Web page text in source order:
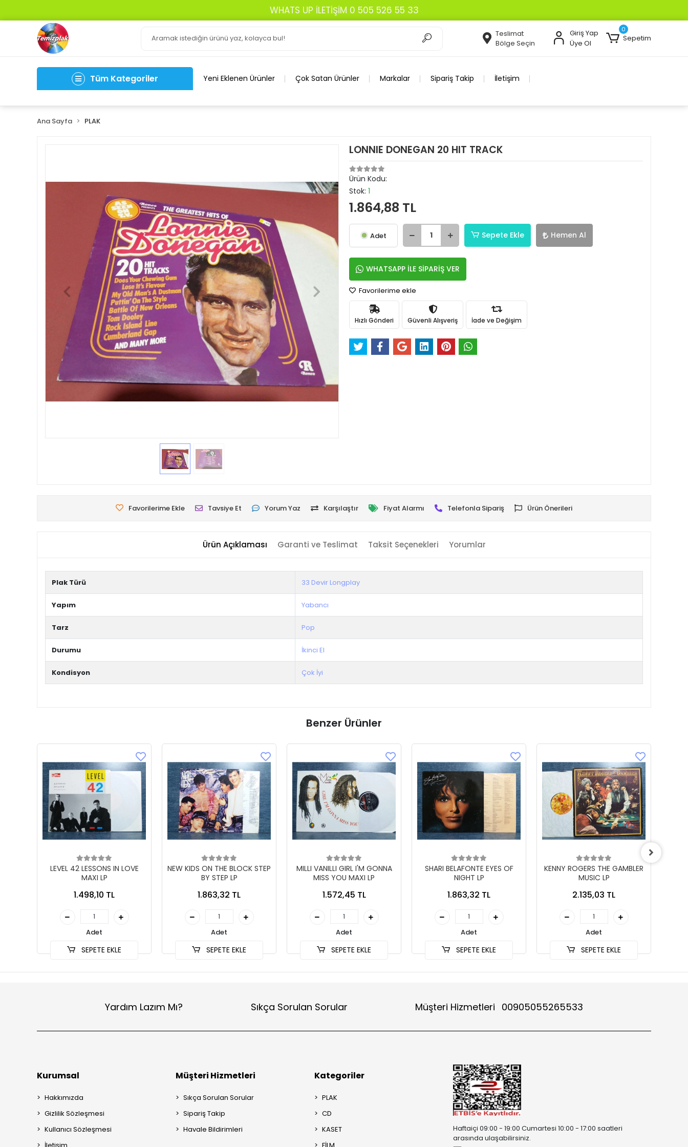
WHATS UP İLETİŞİM 0 505 526 55 33
Teslimat
Bölge Seçin
Giriş Yap
Üye Ol
0
Sepetim
Tüm Kategoriler Yeni Eklenen Ürünler Çok Satan Ürünler Markalar Sipariş Takip İletişim
Ana Sayfa PLAK
LONNIE DONEGAN 20 HIT TRACK
Ürün Kodu:
Stok: 1
1.864,88 TL
Adet Sepete Ekle Hemen Al
WHATSAPP İLE SİPARİŞ VER
Favorilerime ekle
Hızlı Gönderi Güvenli Alışveriş İade ve Değişim
Favorilerime Ekle Tavsiye Et Yorum Yaz Karşılaştır Fiyat Alarmı Telefonla Sipariş Ürün Önerileri
Ürün Açıklaması Garanti ve Teslimat Taksit Seçenekleri Yorumlar
Plak Türü 33 Devir Longplay
Yapım Yabancı
Tarz Pop
Durumu İkinci El
Kondisyon Çok İyi
Benzer Ürünler
LEVEL 42 LESSONS IN LOVE
MAXI LP
1.498,10 TL
Adet
SEPETE EKLE
NEW KIDS ON THE BLOCK STEP
BY STEP LP
1.863,32 TL
Adet
SEPETE EKLE
MILLI VANILLI GIRL I'M GONNA
MISS YOU MAXI LP
1.572,45 TL
Adet
SEPETE EKLE
SHARI BELAFONTE EYES OF
NIGHT LP
1.863,32 TL
Adet
SEPETE EKLE
KENNY ROGERS THE GAMBLER
MUSIC LP
2.135,03 TL
Adet
SEPETE EKLE
Yardım Lazım Mı? Sıkça Sorulan Sorular Müşteri Hizmetleri 00905055265533
Kurumsal
Hakkımızda
Gizlilik Sözleşmesi
Kullanıcı Sözleşmesi
Müşteri Hizmetleri
Sıkça Sorulan Sorular
Sipariş Takip
Havale Bildirimleri
Kategoriler
PLAK
CD
KASET
Haftaiçi 09:00 - 19:00 Cumartesi 10:00 - 17:00 saatleri
arasında ulaşabilirsiniz.